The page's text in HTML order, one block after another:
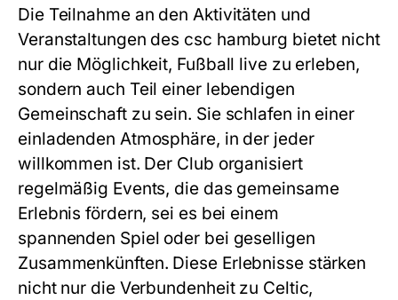
Die Teilnahme an den Aktivitäten und
Veranstaltungen des csc hamburg bietet nicht
nur die Möglichkeit, Fußball live zu erleben,
sondern auch Teil einer lebendigen
Gemeinschaft zu sein. Sie schlafen in einer
einladenden Atmosphäre, in der jeder
willkommen ist. Der Club organisiert
regelmäßig Events, die das gemeinsame
Erlebnis fördern, sei es bei einem
spannenden Spiel oder bei geselligen
Zusammenkünften. Diese Erlebnisse stärken
nicht nur die Verbundenheit zu Celtic,